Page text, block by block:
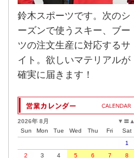
鈴木スポーツです。次のシ
ーズンで使うスキー、ブー
ツの注文生産に対応するサ
イト。欲しいマテリアルが
確実に届きます！
▲
〓
▼
2026年 8月
Sun
Mon Tue Wed Thu Fri
Sat
1
2
3 4 5 6 7 8